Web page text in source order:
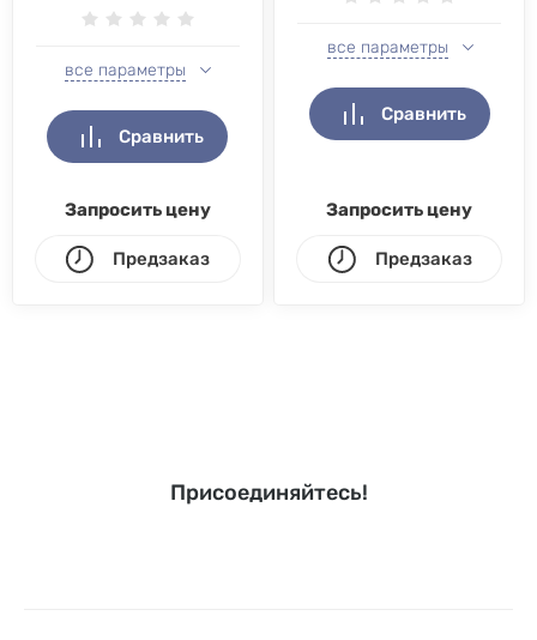
все параметры
Сравнить
Запросить цену
Предзаказ
все параметры
Сравнить
Запросить цену
Предзаказ
Присоединяйтесь!